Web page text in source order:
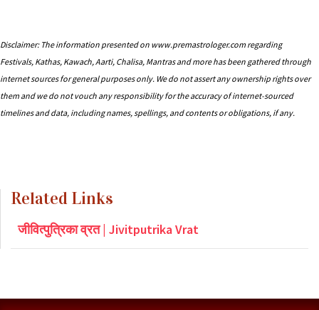
Disclaimer: The information presented on www.premastrologer.com regarding
Festivals, Kathas, Kawach, Aarti, Chalisa, Mantras and more has been gathered through
internet sources for general purposes only. We do not assert any ownership rights over
them and we do not vouch any responsibility for the accuracy of internet-sourced
timelines and data, including names, spellings, and contents or obligations, if any.
Related Links
जीवित्पुत्रिका व्रत | Jivitputrika Vrat